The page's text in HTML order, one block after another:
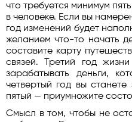
что требуется минимум
в человеке. Если вы
год изменений будет
желанием что-то начать
составите карту
связей. Третий год
зарабатывать деньги,
четвертый год вы
пятый — приумножите
Смысл в том, чтобы не